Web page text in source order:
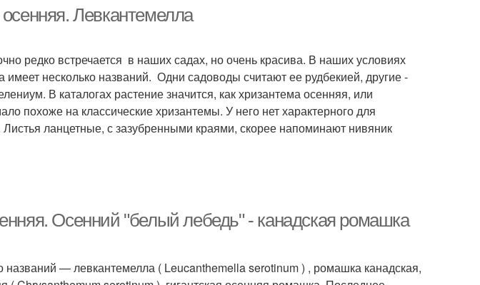
Левкантемелла
редко встречается в наших садах, но очень красива. В наших условиях
несколько названий. Одни садоводы считают ее рудбекией, другие -
В каталогах растение значится, как хризантема осенняя, или
похоже на классические хризантемы. У него нет характерного для
ланцетные, с зазубренными краями, скорее напоминают нивяник
Осенний "белый лебедь" - канадская ромашка
названий — левкантемелла ( Leucanthemella serotinum ) , ромашка канадская,